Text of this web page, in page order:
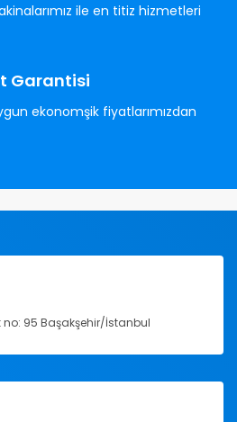
ile en titiz hizmetleri
Garantisi
ekonomşik fiyatlarımızdan
no: 95 Başakşehir/İstanbul